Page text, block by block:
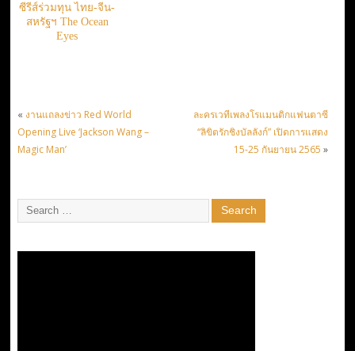
ซีรีส์ร่วมทุน ไทย-จีน-
สหรัฐฯ The Ocean
Eyes
« งานแถลงข่าว Red World
Opening Live ‘Jackson Wang –
Magic Man’
ละครเวทีเพลงโรแมนติกแฟนตาซี
“ลิขิตรักชิงบัลลังก์” เปิดการแสดง
15-25 กันยายน 2565 »